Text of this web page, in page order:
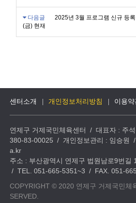
다음글
2025년 3월 프로그램 신규 등
(금) 현재
센터소개 개인정보처리방침 이용약
연제구 거제국민체육센터 / 대표자 : 주
380-83-00025 / 개인정보관리 : 임승원
a.kr
주소 : 부산광역시 연제구 법원남로9번길
/ TEL. 051-665-5351~3 / FAX. 051-
COPYRIGHT © 2020 연제구 거제국민체
SERVED.